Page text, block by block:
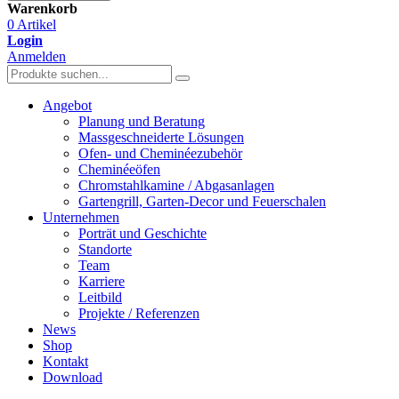
Warenkorb
0 Artikel
Login
Anmelden
Angebot
Planung und Beratung
Massgeschneiderte Lösungen
Ofen- und Cheminéezubehör
Cheminéeöfen
Chromstahlkamine / Abgasanlagen
Gartengrill, Garten-Decor und Feuerschalen
Unternehmen
Porträt und Geschichte
Standorte
Team
Karriere
Leitbild
Projekte / Referenzen
News
Shop
Kontakt
Download